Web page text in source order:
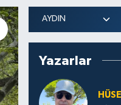
Yazarlar